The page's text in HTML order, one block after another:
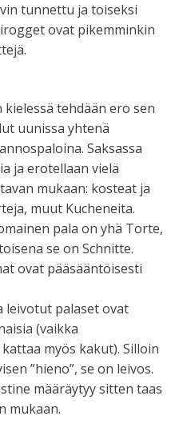
tunnettu ja toiseksi
ovat pikemminkin
tehdään ero sen
uunissa yhtenä
Saksassa
ja erotellaan vielä
mukaan: kosteat ja
muut Kucheneita.
pala on yhä Torte,
se on Schnitte.
ovat pääsääntöisesti
leivotut palaset ovat
(vaikka
myös kakut). Silloin
”hieno”, se on leivos.
määräytyy sitten taas
mukaan.